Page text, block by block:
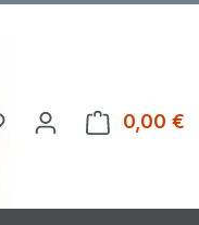
Du hast 0 Produkte
0,00 €